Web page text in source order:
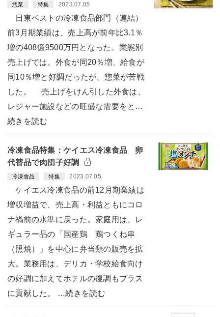
惣菜 特集 2023.07.05
日東ベストの冷凍食品部門（連結）
前3月期業績は、売上高が前年比3.1％
増の408億9500万円となった。業態別
売上げでは、外食が同20％増、給食が
同10％増と好調だったが、惣菜が苦戦
した。 売上げをけん引した外食は、
レジャー施設などの旺盛な需要をと…
続きを読む
冷凍食品特集：ケイエス冷凍食品 卵
代替品で肉団子好調
冷凍食品 特集 2023.07.05
ケイエス冷凍食品の前12月期業績は
増収増益で、売上高・利益ともにコロ
ナ禍前の水準に戻った。家庭用は、レ
ギュラー品の「国産鶏 鶏つくね串
（照焼）」を中心に弁当類の販売を拡
大。業務用は、デリカ・学校給食向け
の好調に加えてホテルの復調もプラス
に貢献した。 …続きを読む